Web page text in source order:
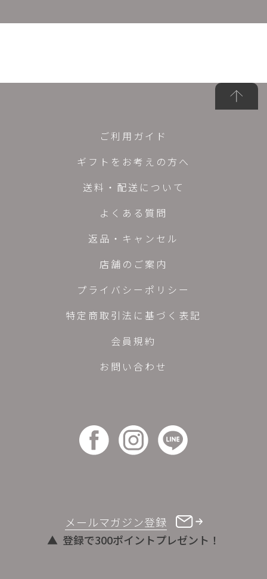
メールマガジン登録
登録で300ポイントプレゼント！
ご利用ガイド
ギフトをお考えの方へ
送料・配送について
よくある質問
返品・キャンセル
店舗のご案内
プライバシーポリシー
特定商取引法に基づく表記
会員規約
お問い合わせ